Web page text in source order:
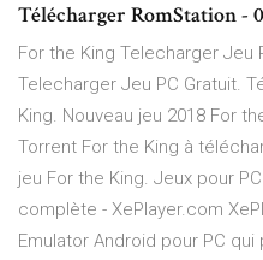
Télécharger RomStation -
For the King Telecharger Jeu
Telecharger Jeu PC Gratuit.
King. Nouveau jeu 2018 For
Torrent For the King à
jeu For the King. Jeux pour
complète - XePlayer.com
Emulator Android pour PC